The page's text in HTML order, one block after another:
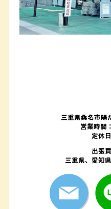
三重県桑名市陽
営業時間
定休
出張
三重県、愛知